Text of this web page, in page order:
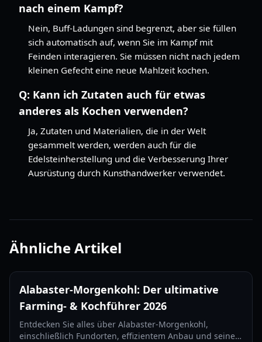
nach einem Kampf?
Nein, Buff-Ladungen sind begrenzt, aber sie füllen
sich automatisch auf, wenn Sie im Kampf mit
Feinden interagieren. Sie müssen nicht nach jedem
kleinen Gefecht eine neue Mahlzeit kochen.
Q: Kann ich Zutaten auch für etwas
anderes als Kochen verwenden?
Ja, Zutaten und Materialien, die in der Welt
gesammelt werden, werden auch für die
Edelsteinherstellung und die Verbesserung Ihrer
Ausrüstung durch Kunsthandwerker verwendet.
Ähnliche Artikel
Alabaster-Morgenkohl: Der ultimative
Farming- & Kochführer 2026
Entdecken Sie alles über Alabaster-Morgenkohl,
einschließlich Fundorten, effizientem Anbau und seinen